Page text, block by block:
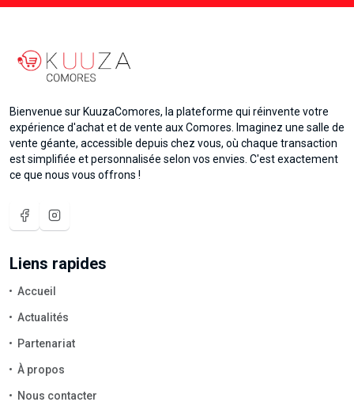
Bienvenue sur KuuzaComores, la plateforme qui réinvente votre
expérience d'achat et de vente aux Comores. Imaginez une salle de
vente géante, accessible depuis chez vous, où chaque transaction
est simplifiée et personnalisée selon vos envies. C'est exactement
ce que nous vous offrons !
Liens rapides
Accueil
Actualités
Partenariat
À propos
Nous contacter